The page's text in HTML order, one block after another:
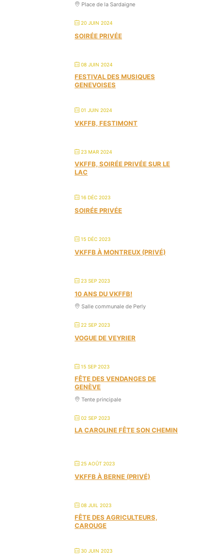
Place de la Sardaigne
20 JUIN 2024
SOIRÉE PRIVÉE
08 JUIN 2024
FESTIVAL DES MUSIQUES
GENEVOISES
01 JUIN 2024
VKFFB, FESTIMONT
23 MAR 2024
VKFFB, SOIRÉE PRIVÉE SUR LE
LAC
16 DÉC 2023
SOIRÉE PRIVÉE
15 DÉC 2023
VKFFB À MONTREUX (PRIVÉ)
23 SEP 2023
10 ANS DU VKFFB!
Salle communale de Perly
22 SEP 2023
VOGUE DE VEYRIER
15 SEP 2023
FÊTE DES VENDANGES DE
GENÈVE
Tente principale
02 SEP 2023
LA CAROLINE FÊTE SON CHEMIN
25 AOÛT 2023
VKFFB À BERNE (PRIVÉ)
08 JUIL 2023
FÊTE DES AGRICULTEURS,
CAROUGE
30 JUIN 2023